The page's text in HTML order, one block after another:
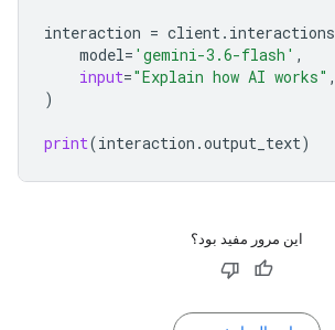
interaction = client . interactions
model= 'gemini-3.6-flash' ,
input="Explain how AI works" ,
)
print(interaction .output_text)
این مرور مفید بود؟